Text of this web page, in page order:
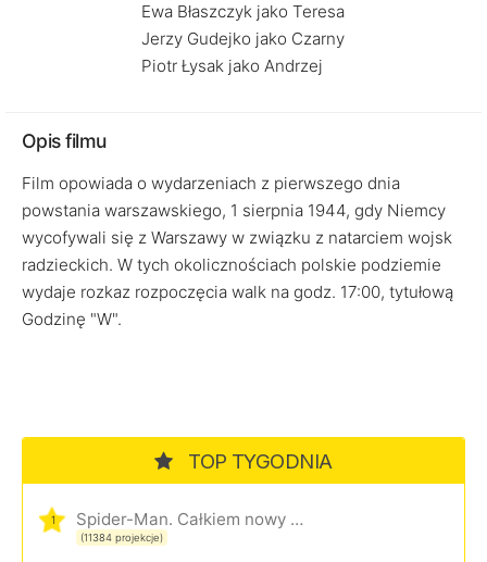
Ewa Błaszczyk jako Teresa
Jerzy Gudejko jako Czarny
Piotr Łysak jako Andrzej
Opis filmu
Film opowiada o wydarzeniach z pierwszego dnia
powstania warszawskiego, 1 sierpnia 1944, gdy Niemcy
wycofywali się z Warszawy w związku z natarciem wojsk
radzieckich. W tych okolicznościach polskie podziemie
wydaje rozkaz rozpoczęcia walk na godz. 17:00, tytułową
Godzinę "W".
TOP TYGODNIA
1 Spider-Man. Całkiem nowy dzień
(11384 projekcje)